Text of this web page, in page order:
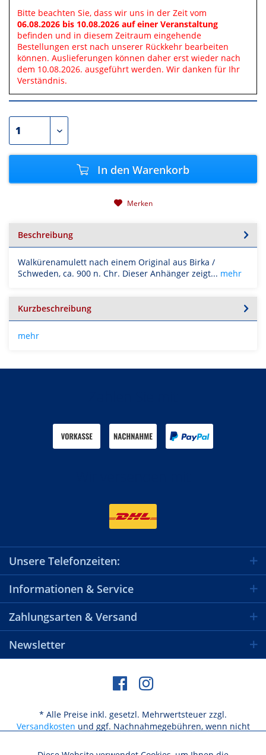
Bitte beachten Sie, dass wir uns in der Zeit vom
06.08.2026 bis 10.08.2026 auf einer Veranstaltung
befinden und in diesem Zeitraum eingehende
Bestellungen erst nach unserer Rückkehr bearbeiten
können. Auslieferungen können daher erst wieder nach
dem 10.08.2026. ausgeführt werden. Wir danken für Ihr
Verständnis.
In den Warenkorb
Merken
Beschreibung
Walkürenamulett nach einem Original aus Birka /
Schweden, ca. 900 n. Chr. Dieser Anhänger zeigt... mehr
Kurzbeschreibung
mehr
Unsere Telefonzeiten:
Informationen & Service
Zahlungsarten & Versand
Newsletter
* Alle Preise inkl. gesetzl. Mehrwertsteuer zzgl.
Versandkosten und ggf. Nachnahmegebühren, wenn nicht